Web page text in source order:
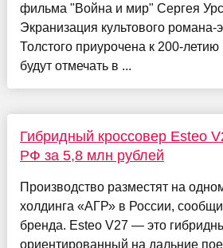
фильма "Война и мир" Сергея
Экранизация культового романа-
Толстого приурочена к 200-летию
будут отмечать в ...
Гибридный кроссовер Esteo
РФ за 5,8 млн рублей
Производство разместят на
холдинга «АГР» в России,
бренда. Esteo V27 — это
ориентированный на дальние